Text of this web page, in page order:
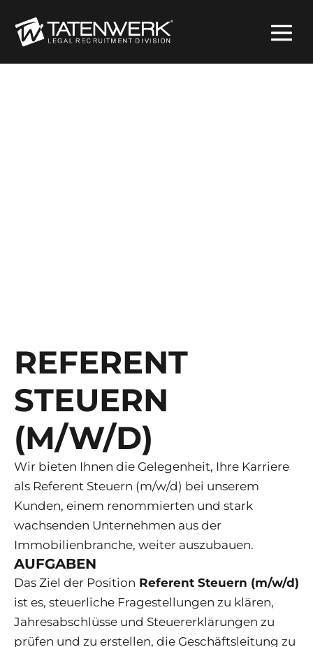
REFERENT
STEUERN
(M/W/D)
Wir bieten Ihnen die Gelegenheit, Ihre Karriere
als Referent Steuern (m/w/d) bei unserem
Kunden, einem renommierten und stark
wachsenden Unternehmen aus der
Immobilienbranche, weiter auszubauen.
AUFGABEN
Das Ziel der Position Referent Steuern (m/w/d)
ist es, steuerliche Fragestellungen zu klären,
Jahresabschlüsse und Steuererklärungen zu
prüfen und zu erstellen, die Geschäftsleitung zu